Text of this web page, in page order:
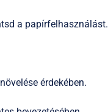
a papírfelhasználást.
érdekében.